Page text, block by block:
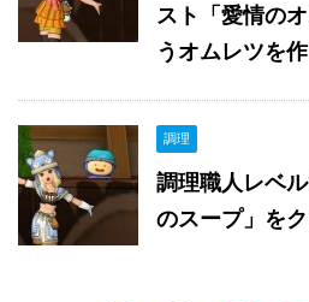
スト「愛情の
うオムレツを
調理
調理職人レベ
のスープ」を